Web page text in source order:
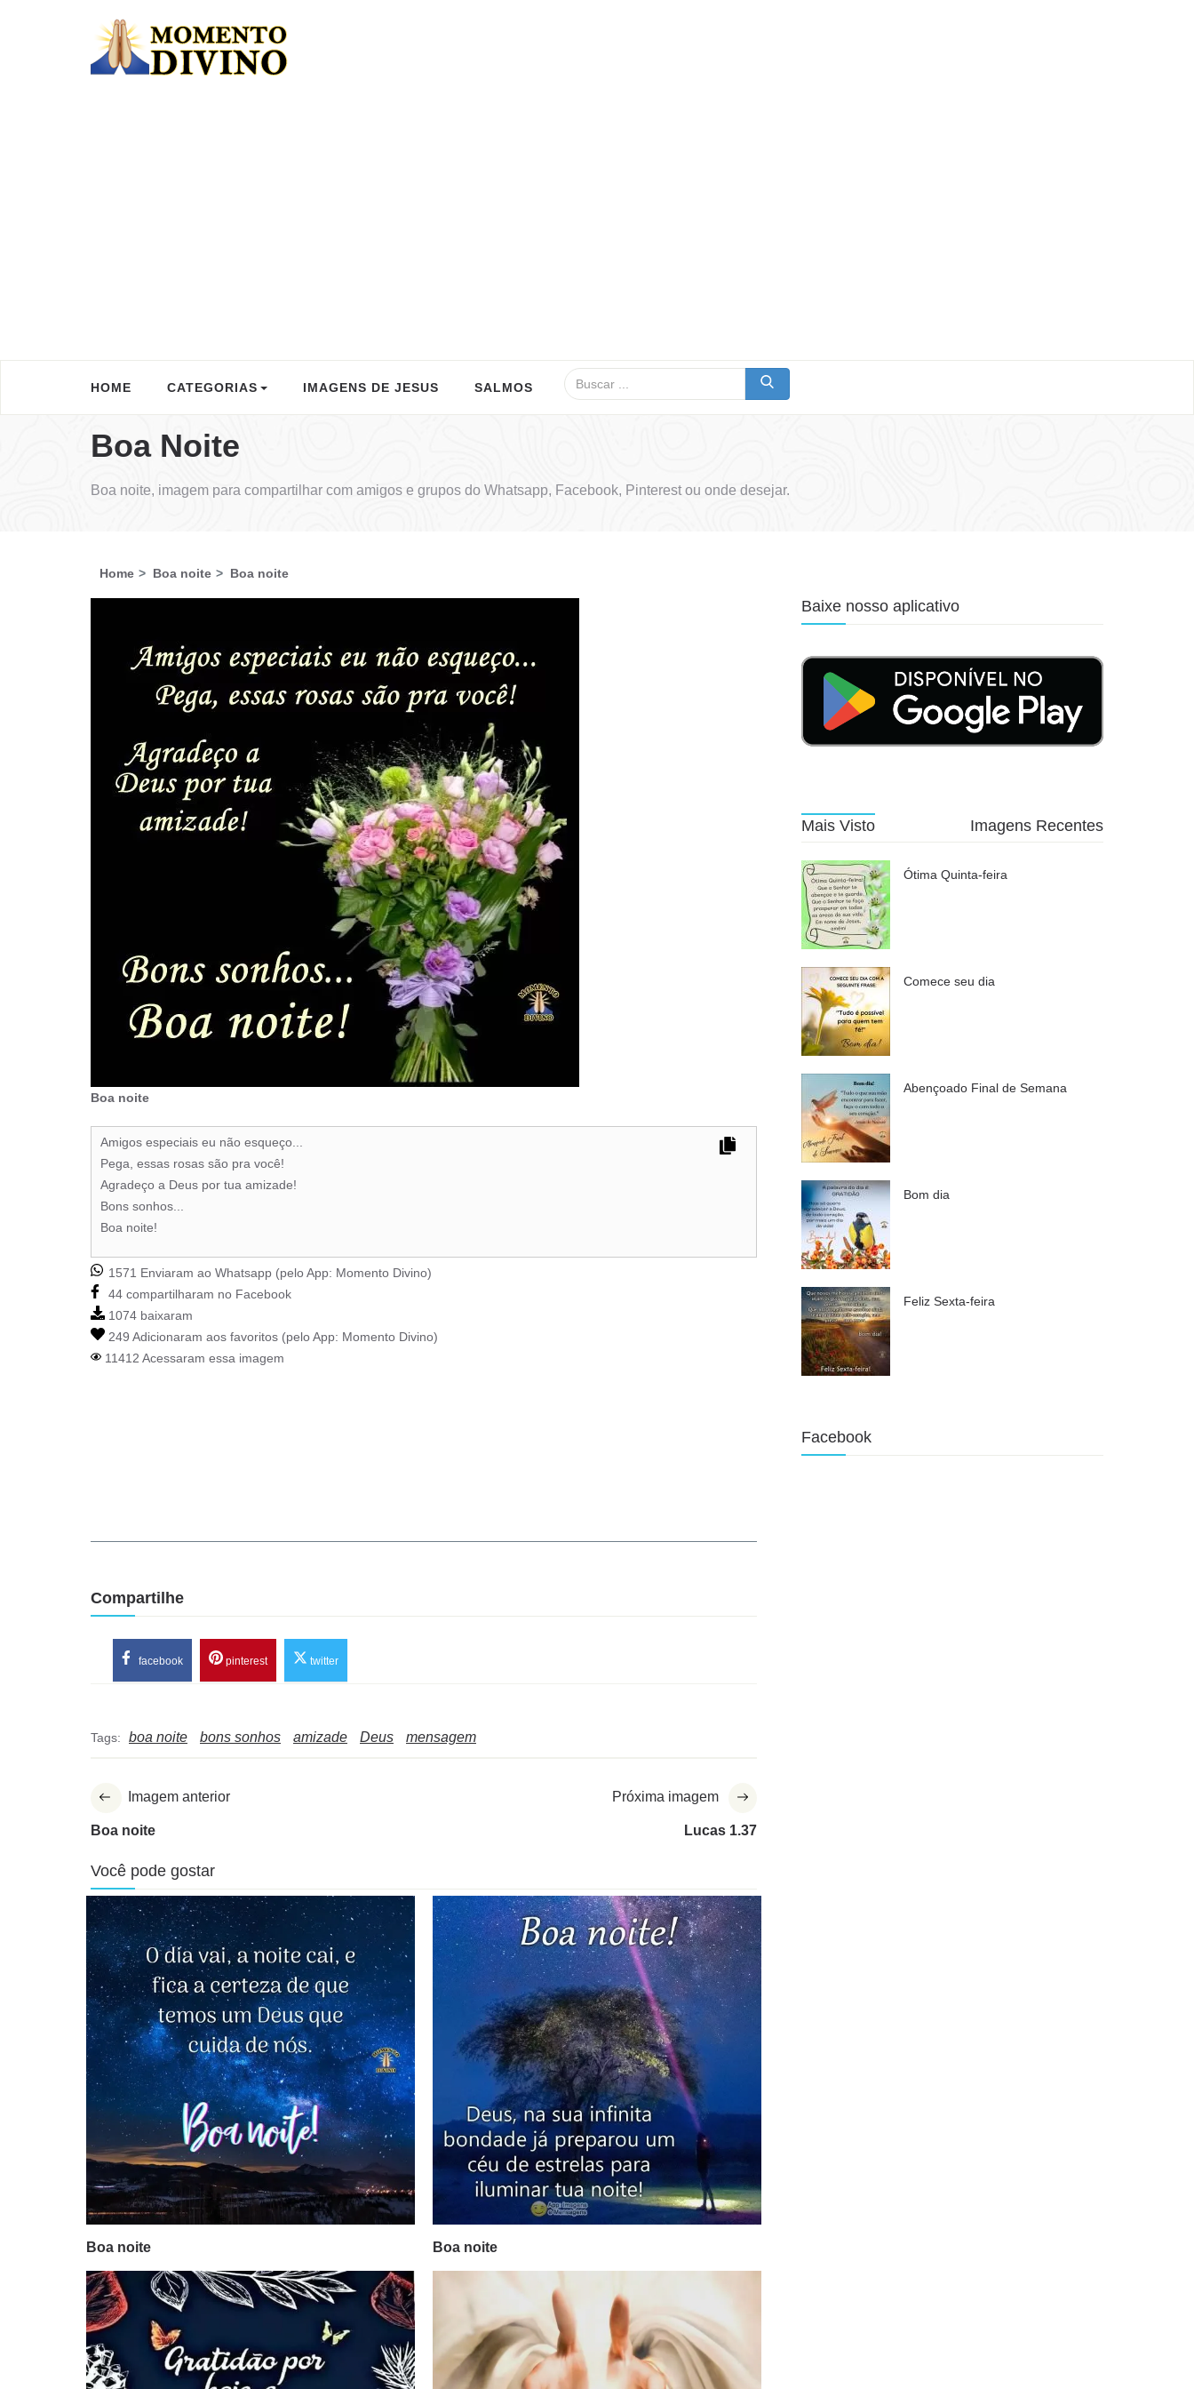
HOME CATEGORIAS IMAGENS DE JESUS SALMOS
Boa Noite
Boa noite, imagem para compartilhar com amigos e grupos do Whatsapp, Facebook, Pinterest ou onde desejar.
Home Boa noite Boa noite
Boa noite
Amigos especiais eu não esqueço...
Pega, essas rosas são pra você!
Agradeço a Deus por tua amizade!
Bons sonhos...
Boa noite!
1571 Enviaram ao Whatsapp (pelo App: Momento Divino)
44 compartilharam no Facebook
1074 baixaram
249 Adicionaram aos favoritos (pelo App: Momento Divino)
11412 Acessaram essa imagem
Compartilhe
facebook pinterest twitter
Tags: boa noite bons sonhos amizade Deus mensagem
Imagem anterior
Boa noite
Próxima imagem
Lucas 1.37
Você pode gostar
Boa noite Boa noite
Baixe nosso aplicativo
Mais Visto Imagens Recentes
Ótima Quinta-feira
Comece seu dia
Abençoado Final de Semana
Bom dia
Feliz Sexta-feira
Facebook